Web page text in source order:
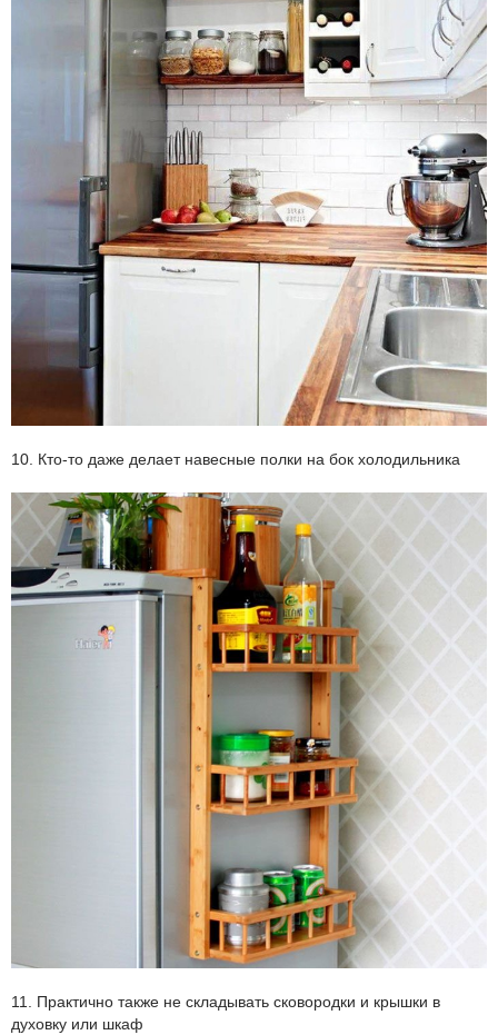
10. Кто-то даже делает навесные полки на бок холодильника
11. Практично также не складывать сковородки и крышки в
духовку или шкаф